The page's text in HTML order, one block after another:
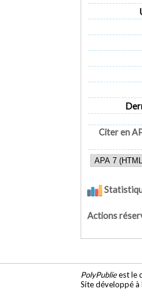
Citer en
Actions
PolyPublieest le
Site développé